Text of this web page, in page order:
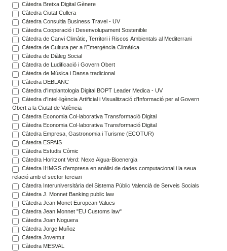
Càtedra Bretxa Digital Gènere
Càtedra Ciutat Cullera
Càtedra Consultia Business Travel - UV
Càtedra Cooperació i Desenvolupament Sostenible
Càtedra de Canvi Climàtic, Territori i Riscos Ambientals al Mediterrani
Càtedra de Cultura per a l'Emergència Climàtica
Càtedra de Diàleg Social
Càtedra de Ludificació i Govern Obert
Càtedra de Música i Dansa tradicional
Càtedra DEBLANC
Càtedra d'Implantologia Digital BOPT Leader Medica - UV
Càtedra d'Intel·ligència Artificial i Visualització d'Informació per al Govern
Obert a la Ciutat de València
Càtedra Economia Col·laborativa Transformació Digital
Càtedra Economia Col·laborativa Transformació Digital
Càtedra Empresa, Gastronomia i Turisme (ECOTUR)
Càtedra ESPAIS
Càtedra Estudis Còmic
Càtedra Horitzont Verd: Nexe Aigua-Bioenergia
Càtedra IHMGS d'empresa en anàlisi de dades computacional i la seua
relació amb el sector terciari
Càtedra Interuniversitària del Sistema Públic Valencià de Serveis Socials
Càtedra J. Monnet Banking public law
Càtedra Jean Monet European Values
Càtedra Jean Monnet "EU Customs law"
Càtedra Joan Noguera
Càtedra Jorge Muñoz
Càtedra Joventut
Càtedra MESVAL